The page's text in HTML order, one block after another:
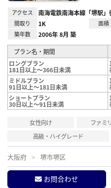
アクセス 南海電鉄南海本線「堺駅」
間取り 1K 面積
築年数 2006年 8月 築
プラン名・期間
ロングプラン
181日以上～366日未満
ミドルプラン
91日以上～181日未満
ショートプラン
30日以上～91日未満
女性向け ファミ
高級・ハイグレード
大阪府 堺市堺区
お問合わせ